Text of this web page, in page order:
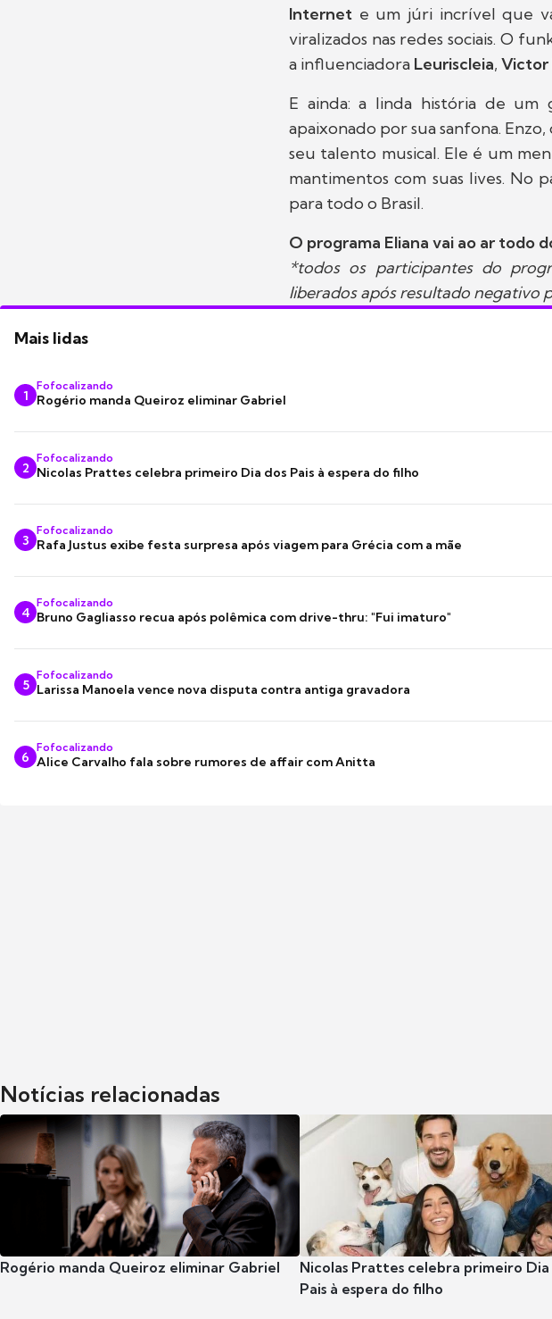
Internet e um júri incrível que
viralizados nas redes sociais. O
a influenciadora Leuriscleia, Victor
E ainda: a linda história de
apaixonado por sua sanfona.
seu talento musical. Ele é um
mantimentos com suas lives. No
para todo o Brasil.
O programa Eliana vai ao ar todo
*todos os participantes do
liberados após resultado negativo
Mais lidas
1
Fofocalizando
Rogério manda Queiroz eliminar Gabriel
2
Fofocalizando
Nicolas Prattes celebra primeiro Dia dos Pais à espera do filho
3
Fofocalizando
Rafa Justus exibe festa surpresa após viagem para Grécia com a mãe
4
Fofocalizando
Bruno Gagliasso recua após polêmica com drive-thru: "Fui imaturo"
5
Fofocalizando
Larissa Manoela vence nova disputa contra antiga gravadora
6
Fofocalizando
Alice Carvalho fala sobre rumores de affair com Anitta
Notícias relacionadas
Rogério manda Queiroz eliminar Gabriel
Nicolas Prattes celebra primeiro Dia
Pais à espera do filho